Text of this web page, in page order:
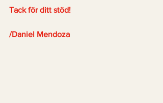
Tack för ditt stöd!
/Daniel Mendoza